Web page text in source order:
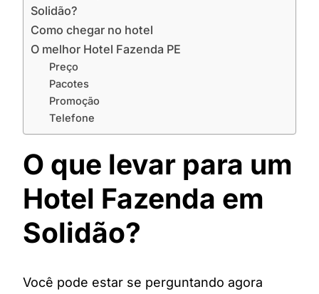
Solidão?
Como chegar no hotel
O melhor Hotel Fazenda PE
Preço
Pacotes
Promoção
Telefone
O que levar para um
Hotel Fazenda em
Solidão?
Você pode estar se perguntando agora